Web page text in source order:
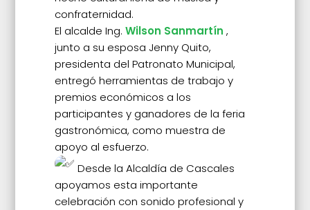
confraternidad.
El alcalde Ing. Wilson Sanmartín ,
junto a su esposa Jenny Quito,
presidenta del Patronato Municipal,
entregó herramientas de trabajo y
premios económicos a los
participantes y ganadores de la feria
gastronómica, como muestra de
apoyo al esfuerzo.
Desde la Alcaldía de Cascales
apoyamos esta importante
celebración con sonido profesional y